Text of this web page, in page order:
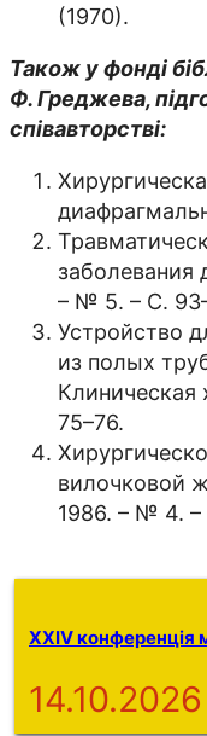
(1970).
Також у фонді
Ф. Греджева,
співавторстві:
заболевания
– № 5. – С.
Устройство
из полых
Клиническая
75–76.
вилочковой
1986. – № 4. –
XXIV конференція
14.10.2026